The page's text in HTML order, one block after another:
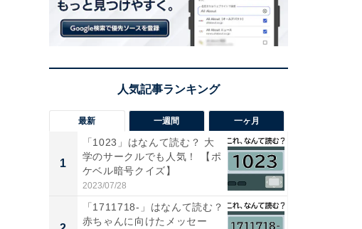
最新 一週間 一ヶ月
1
「1023」はなんて読む？ 大
学のサークルでも人気！ 【ポ
ケベル暗号クイズ】
2023/07/28
「1711718-」はなんて読む？
赤ちゃんに向けたメッセー